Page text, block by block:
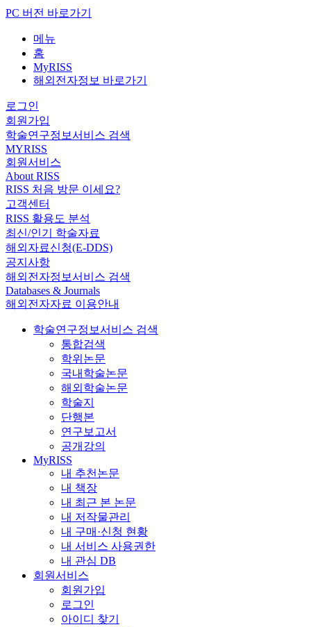
PC 버전 바로가기
메뉴
홈
MyRISS
해외전자정보 바로가기
로그인
회원가입
학술연구정보서비스 검색
MYRISS
회원서비스
About RISS
RISS 처음 방문 이세요?
고객센터
RISS 활용도 분석
최신/인기 학술자료
해외자료신청(E-DDS)
공지사항
해외전자정보서비스 검색
Databases & Journals
해외전자자료 이용안내
학술연구정보서비스 검색
통합검색
학위논문
국내학술논문
해외학술논문
학술지
단행본
연구보고서
공개강의
MyRISS
내 추천논문
내 책장
내 최근 본 논문
내 저작물관리
내 구매·신청 현황
내 서비스 사용권한
내 관심 DB
회원서비스
회원가입
로그인
아이디 찾기